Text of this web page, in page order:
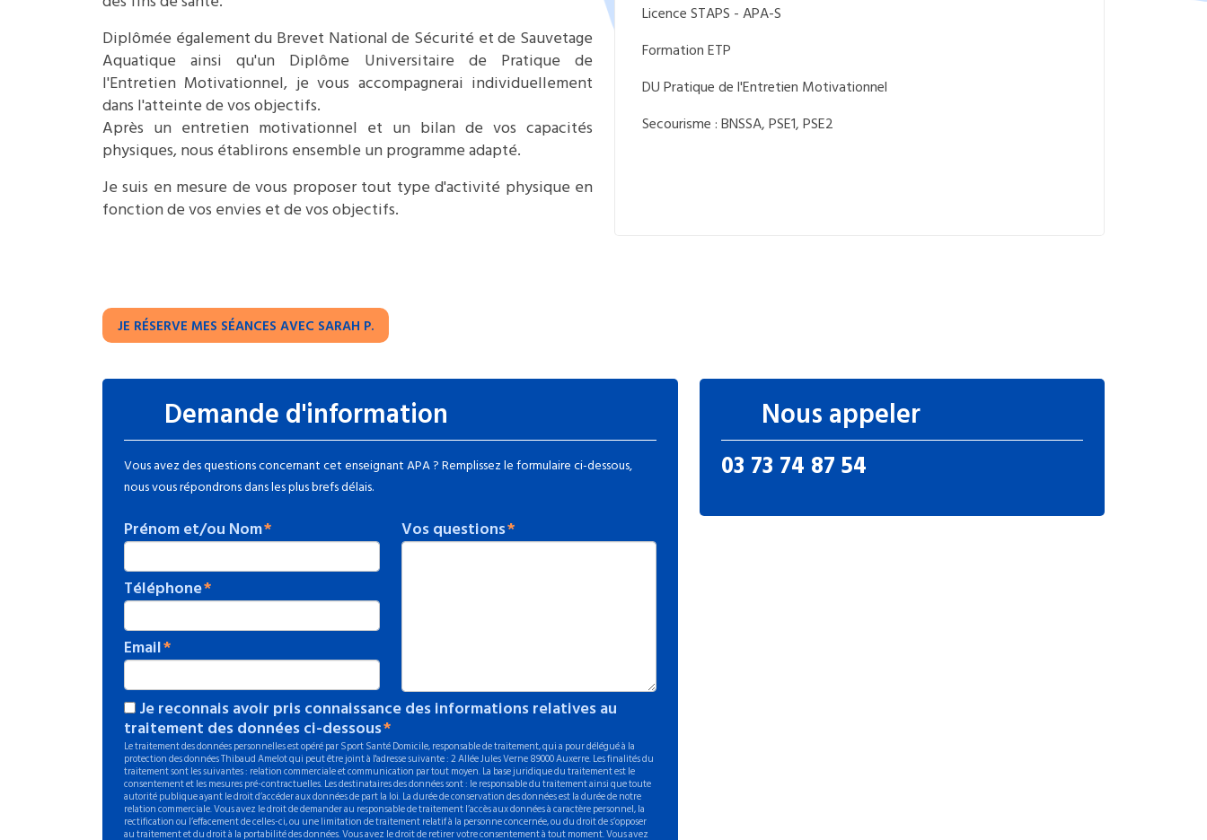
Diplômée également du Brevet National de Sécurité et de Sauvetage
Aquatique ainsi qu'un Diplôme Universitaire de Pratique de
l'Entretien Motivationnel, je vous accompagnerai individuellement
dans l'atteinte de vos objectifs.
Après un entretien motivationnel et un bilan de vos capacités
physiques, nous établirons ensemble un programme adapté.
Je suis en mesure de vous proposer tout type d'activité physique en
fonction de vos envies et de vos objectifs.
Licence STAPS - APA-S
Formation ETP
DU Pratique de l'Entretien Motivationnel
Secourisme : BNSSA, PSE1, PSE2
JE RÉSERVE MES SÉANCES AVEC SARAH P.
Demande d'information
Vous avez des questions concernant cet enseignant APA ? Remplissez le formulaire ci-dessous,
nous vous répondrons dans les plus brefs délais.
Prénom et/ou Nom
Téléphone
Email
Vos questions
Je reconnais avoir pris connaissance des informations relatives au
traitement des données ci-dessous
Le traitement des données personnelles est opéré par Sport Santé Domicile, responsable de traitement, qui a pour délégué à la
protection des données Thibaud Amelot qui peut être joint à l'adresse suivante : 2 Allée Jules Verne 89000 Auxerre. Les finalités du
traitement sont les suivantes : relation commerciale et communication par tout moyen. La base juridique du traitement est le
consentement et les mesures pré-contractuelles. Les destinataires des données sont : le responsable du traitement ainsi que toute
autorité publique ayant le droit d’accéder aux données de part la loi. La durée de conservation des données est la durée de notre
relation commerciale. Vous avez le droit de demander au responsable de traitement l’accès aux données à caractère personnel, la
rectification ou l’effacement de celles-ci, ou une limitation de traitement relatif à la personne concernée, ou du droit de s’opposer
au traitement et du droit à la portabilité des données. Vous avez le droit de retirer votre consentement à tout moment. Vous avez
Nous appeler
03 73 74 87 54